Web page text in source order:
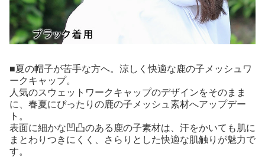
■夏の帽子が苦手な方へ。涼しく快適な鹿の子メッシュワ
ークキャップ。
人気のスウェットワークキャップのデザインをそのまま
に、春夏にぴったりの鹿の子メッシュ素材へアップデー
ト。
表面に細かな凹凸のある鹿の子素材は、汗をかいても肌に
まとわりつきにくく、さらりとした快適な肌触りが魅力で
す。